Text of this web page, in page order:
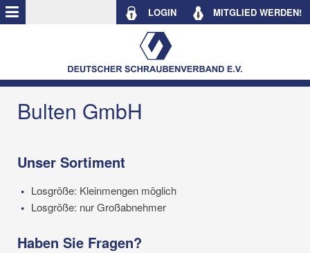
LOGIN MITGLIED WERDEN!
Bulten GmbH
Unser Sortiment
Losgröße: Kleinmengen möglich
Losgröße: nur Großabnehmer
Haben Sie Fragen?